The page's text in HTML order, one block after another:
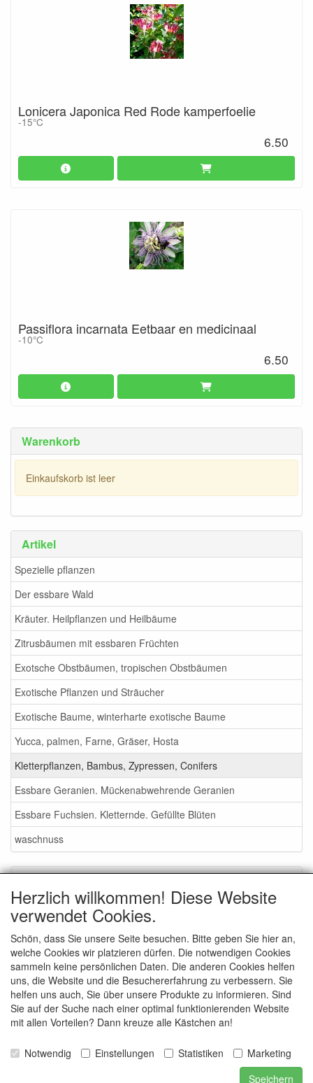
Warenkorb
Einkaufskorb ist leer
Artikel
Spezielle pflanzen
Der essbare Wald
Kräuter. Heilpflanzen und Heilbäume
Zitrusbäumen mit essbaren Früchten
Exotsche Obstbäumen, tropischen Obstbäumen
Exotische Pflanzen und Sträucher
Exotische Baume, winterharte exotische Baume
Yucca, palmen, Farne, Gräser, Hosta
Kletterpflanzen, Bambus, Zypressen, Conifers
Essbare Geranien. Mückenabwehrende Geranien
Essbare Fuchsien. Kletternde. Gefüllte Blüten
waschnuss
Gartenmessen 2026
AGB
Wie bestellen - info
contact
Bilder von der Baumschule
Bilder von Veranstaltungen
Lonicera Japonica Red Rode kamperfoelie
-15°C
6.50
Passiflora incarnata Eetbaar en medicinaal
-10°C
6.50
Herzlich willkommen! Diese Website
verwendet Cookies.
Schön, dass Sie unsere Seite besuchen. Bitte geben Sie hier an,
welche Cookies wir platzieren dürfen. Die notwendigen Cookies
sammeln keine persönlichen Daten. Die anderen Cookies helfen
uns, die Website und die Besuchererfahrung zu verbessern. Sie
helfen uns auch, Sie über unsere Produkte zu informieren. Sind
Sie auf der Suche nach einer optimal funktionierenden Website
mit allen Vorteilen? Dann kreuze alle Kästchen an!
Notwendig Einstellungen Statistiken
Marketing
Speichern